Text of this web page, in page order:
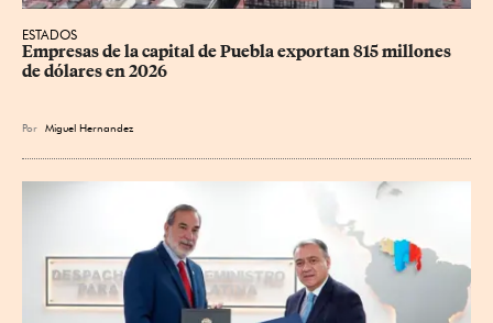
ESTADOS
Empresas de la capital de Puebla exportan 815 millones
de dólares en 2026
Por Miguel Hernandez